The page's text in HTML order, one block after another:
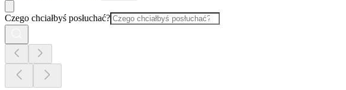
Czego chciałbyś posłuchać?